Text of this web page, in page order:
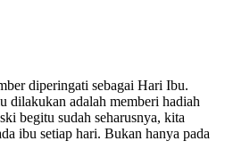
diperingati sebagai Hari Ibu.
dilakukan adalah memberi hadiah
begitu sudah seharusnya, kita
ibu setiap hari. Bukan hanya pada